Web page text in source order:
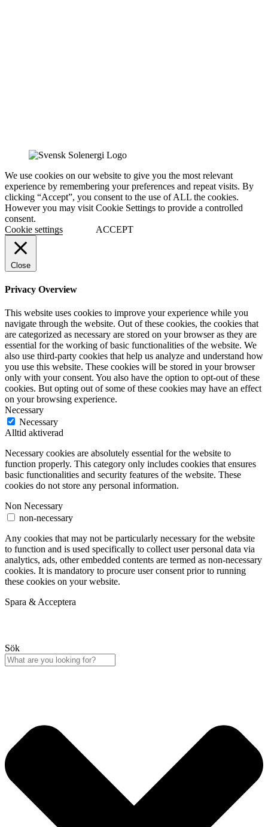
We use cookies on our website to give you the most relevant
experience by remembering your preferences and repeat visits. By
clicking “Accept”, you consent to the use of ALL the cookies.
However you may visit Cookie Settings to provide a controlled
consent.
Cookie settings
ACCEPT
Close
Privacy Overview
This website uses cookies to improve your experience while you
navigate through the website. Out of these cookies, the cookies that
are categorized as necessary are stored on your browser as they are
essential for the working of basic functionalities of the website. We
also use third-party cookies that help us analyze and understand how
you use this website. These cookies will be stored in your browser
only with your consent. You also have the option to opt-out of these
cookies. But opting out of some of these cookies may have an effect
on your browsing experience.
Necessary
Necessary
Alltid aktiverad
Necessary cookies are absolutely essential for the website to
function properly. This category only includes cookies that ensures
basic functionalities and security features of the website. These
cookies do not store any personal information.
Non Necessary
non-necessary
Any cookies that may not be particularly necessary for the website
to function and is used specifically to collect user personal data via
analytics, ads, other embedded contents are termed as non-necessary
cookies. It is mandatory to procure user consent prior to running
these cookies on your website.
Spara & Acceptera
Sök